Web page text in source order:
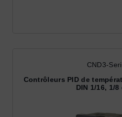
CND3-
Contrôleurs PID de
DIN 1/16, 1/8